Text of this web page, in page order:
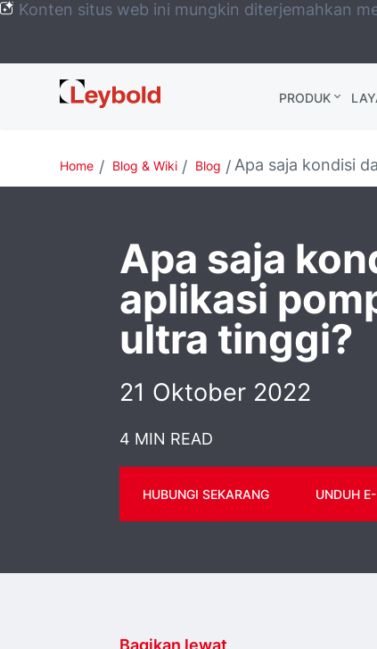
Konten situs web ini mungkin diterjemahkan
Leybold
Global
PRODUK
Home Blog & Wiki Blog Apa saja kondisi
Apa saja
aplikasi
ultra tinggi?
21 Oktober 2022
4 MIN READ
HUBUNGI SEKARANG UNDUH